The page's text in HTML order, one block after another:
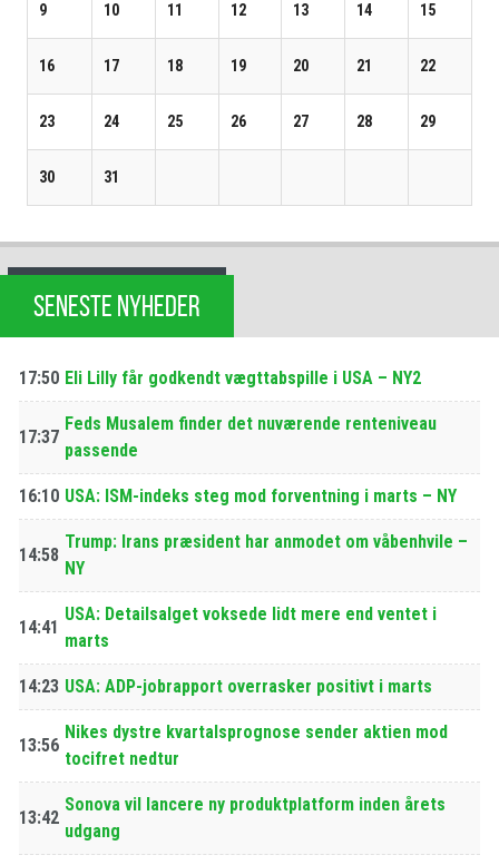
9 10 11 12 13 14 15
16 17 18 19 20 21 22
23 24 25 26 27 28 29
30 31
SENESTE NYHEDER
17:50 Eli Lilly får godkendt vægttabspille i USA – NY2
17:37
Feds Musalem finder det nuværende renteniveau
passende
16:10 USA: ISM-indeks steg mod forventning i marts – NY
14:58
Trump: Irans præsident har anmodet om våbenhvile –
NY
14:41
USA: Detailsalget voksede lidt mere end ventet i
marts
14:23 USA: ADP-jobrapport overrasker positivt i marts
13:56
Nikes dystre kvartalsprognose sender aktien mod
tocifret nedtur
13:42
Sonova vil lancere ny produktplatform inden årets
udgang